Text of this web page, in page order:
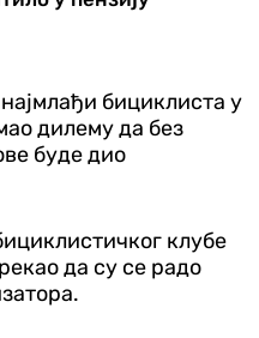
бициклиста у
дилему да без
буде дио
клубе
да су се радо